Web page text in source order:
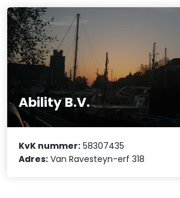
Ability B.V.
KvK nummer: 58307435
Adres: Van Ravesteyn-erf 318